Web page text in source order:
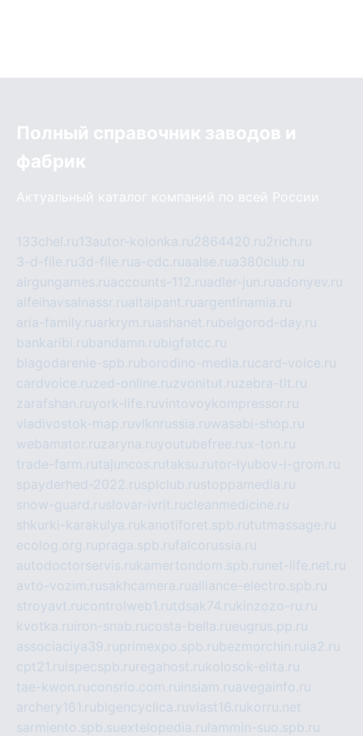
Полный справочник заводов и
фабрик
Актуальный каталог компаний по всей России
133chel.ru13autor-kolonka.ru2864420.ru2rich.ru
3-d-file.ru3d-file.rua-cdc.ruaalse.rua380club.ru
airgungames.ruaccounts-112.ruadler-jun.ruadonyev.ru
alfeihavsalnassr.rualtaipant.ruargentinamia.ru
aria-family.ruarkrym.ruashanet.rubelgorod-day.ru
bankaribi.rubandamn.rubigfatcc.ru
blagodarenie-spb.ruborodino-media.rucard-voice.ru
cardvoice.ruzed-online.ruzvonitut.ruzebra-tlt.ru
zarafshan.ruyork-life.ruvintovoykompressor.ru
vladivostok-map.ruvlknrussia.ruwasabi-shop.ru
webamator.ruzaryna.ruyoutubefree.rux-ton.ru
trade-farm.rutajuncos.rutaksu.rutor-lyubov-i-grom.ru
spayderhed-2022.rusplclub.rustoppamedia.ru
snow-guard.ruslovar-ivrit.rucleanmedicine.ru
shkurki-karakulya.rukanotiforet.spb.rututmassage.ru
ecolog.org.rupraga.spb.rufalcorussia.ru
autodoctorservis.rukamertondom.spb.ru net-life.net.ru
avto-vozim.rusakhcamera.rualliance-electro.spb.ru
stroyavt.rucontrolweb1.rutdsak74.rukinzozo-ru.ru
kvotka.ru iron-snab.rucosta-bella.rueugrus.pp.ru
associaciya39.ruprimexpo.spb.rubezmorchin.ru ia2.ru
cpt21.ru ispecspb.ru regahost.rukolosok-elita.ru
tae-kwon.ruconsrio.com.ru insiam.ruavegainfo.ru
archery161.rubigencyclica.ruvlast16.rukorru.net
sarmiento.spb.suextelopedia.ru lammin-suo.spb.ru